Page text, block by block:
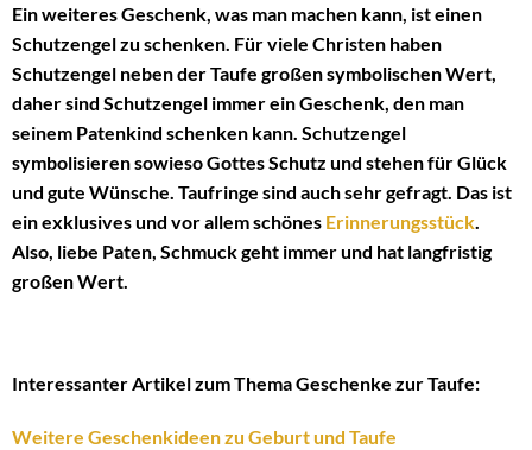
Ein weiteres Geschenk, was man machen kann, ist einen
Schutzengel zu schenken. Für viele Christen haben
Schutzengel neben der Taufe großen symbolischen Wert,
daher sind Schutzengel immer ein Geschenk, den man
seinem Patenkind schenken kann. Schutzengel
symbolisieren sowieso Gottes Schutz und stehen für Glück
und gute Wünsche. Taufringe sind auch sehr gefragt. Das ist
ein exklusives und vor allem schönes Erinnerungsstück
Also, liebe Paten, Schmuck geht immer und hat langfristig
großen Wert.
Interessanter Artikel zum Thema Geschenke zur Taufe:
Weitere Geschenkideen zu Geburt und Taufe